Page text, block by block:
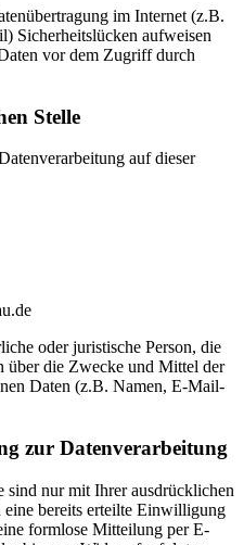
im Internet (z.B.
Sicherheitslücken aufweisen
vor dem Zugriff durch
Stelle
auf dieser
oder juristische Person, die
über die Zwecke und Mittel der
Daten (z.B. Namen, E-Mail-
zur Datenverarbeitung
sind nur mit Ihrer ausdrücklichen
bereits erteilte Einwilligung
formlose Mitteilung per E-